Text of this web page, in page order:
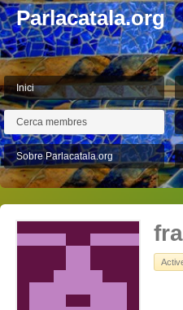
Parlacatala.org
Inici
Cerca membres
Sobre Parlacatala.org